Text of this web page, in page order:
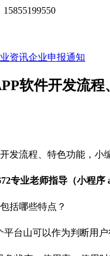
资讯企业申报通知
软件开发流
发流程、特色功能，
专业老师指导（小程
括哪些特点？
平台山可以作为判断用